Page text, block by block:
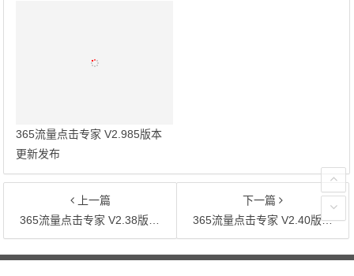
365流量点击专家 V2.985版本
更新发布
上一篇
365流量点击专家 V2.38版本更新发布
下一篇
365流量点击专家 V2.40版本更新发布
文章导航